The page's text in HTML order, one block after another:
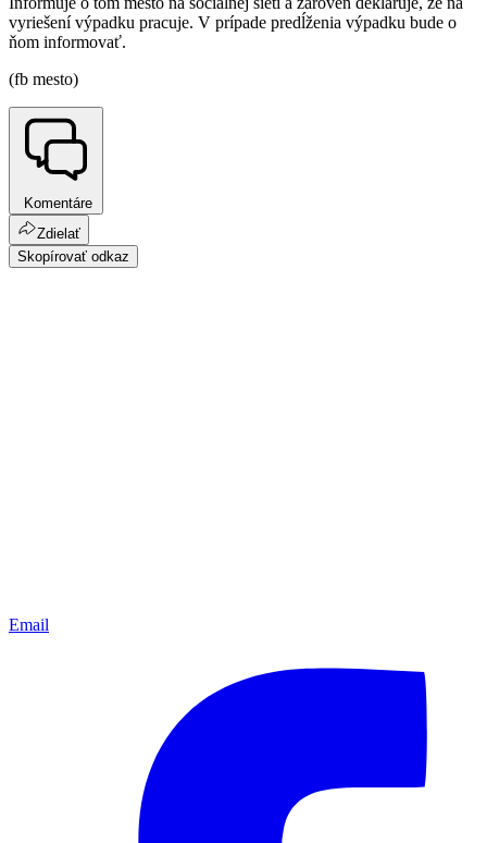
vyriešení výpadku pracuje. V prípade predĺženia výpadku bude o
ňom informovať.
(fb mesto)
Komentáre
Zdielať
Skopírovať odkaz
Email